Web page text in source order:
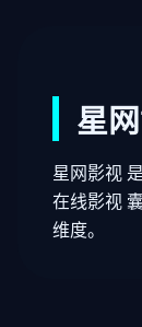
星
星网影视
在线影视
维度。